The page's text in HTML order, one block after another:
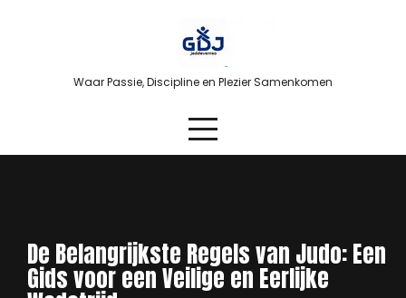
Waar Passie, Discipline en Plezier Samenkomen
De Belangrijkste Regels van Judo: Een
Gids voor een Veilige en Eerlijke